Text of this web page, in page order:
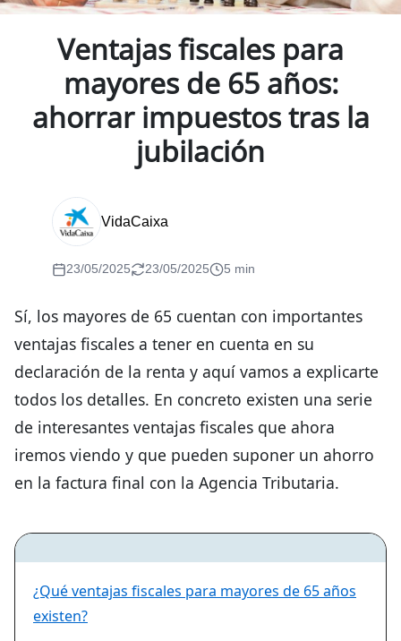
Ventajas fiscales para
mayores de 65 años:
ahorrar impuestos tras la
jubilación
VidaCaixa
23/05/2025 23/05/2025 5 min
Sí, los mayores de 65 cuentan con importantes
ventajas fiscales a tener en cuenta en su
declaración de la renta y aquí vamos a explicarte
todos los detalles. En concreto existen una serie
de interesantes ventajas fiscales que ahora
iremos viendo y que pueden suponer un ahorro
en la factura final con la Agencia Tributaria.
¿Qué ventajas fiscales para mayores de 65 años
existen?